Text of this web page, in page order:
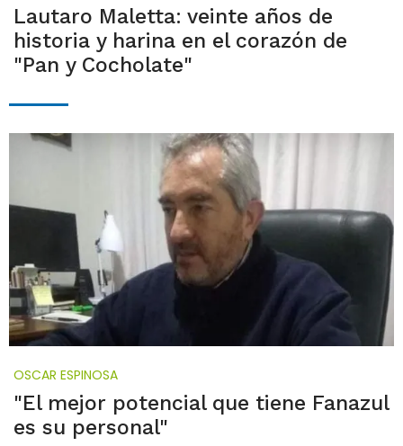
Lautaro Maletta: veinte años de
historia y harina en el corazón de
"Pan y Cocholate"
OSCAR ESPINOSA
"El mejor potencial que tiene Fanazul
es su personal"